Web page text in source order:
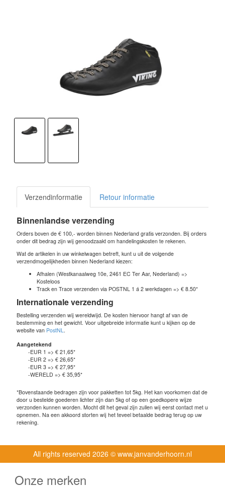
Verzendinformatie Retour informatie
Binnenlandse verzending
Orders boven de € 100,- worden binnen Nederland gratis verzonden. Bij orders
onder dit bedrag zijn wij genoodzaakt om handelingskosten te rekenen.
Wat de artikelen in uw winkelwagen betreft, kunt u uit de volgende
verzendmogelijkheden binnen Nederland kiezen:
Afhalen (Westkanaalweg 10e, 2461 EC Ter Aar, Nederland) =>
Kosteloos
Track en Trace verzenden via POSTNL 1 á 2 werkdagen => € 8.50*
Internationale verzending
Bestelling verzenden wij wereldwijd. De kosten hiervoor hangt af van de
bestemming en het gewicht. Voor uitgebreide informatie kunt u kijken op de
website van PostNL.
Aangetekend
-EUR 1 => € 21,65*
-EUR 2 => € 26,65*
-EUR 3 => € 27,95*
-WERELD => € 35,95*
*Bovenstaande bedragen zijn voor pakketten tot 5kg. Het kan voorkomen dat de
door u bestelde goederen lichter zijn dan 5kg of op een goedkopere wijze
verzonden kunnen worden. Mocht dit het geval zijn zullen wij eerst contact met u
opnemen. Na een akkoord storten wij het teveel betaalde bedrag terug op uw
rekening.
All rights reserved 2026 © www.janvanderhoorn.nl
Onze merken